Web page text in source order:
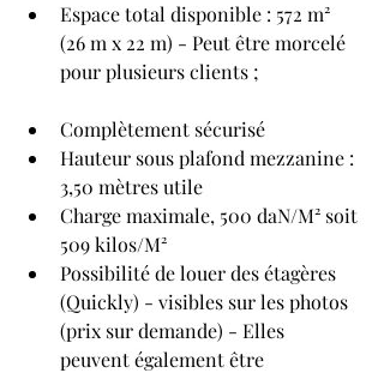
Espace total disponible : 572 m²
(26 m x 22 m) - Peut être morcelé
pour plusieurs clients ;
Complètement sécurisé
Hauteur sous plafond mezzanine :
3,50 mètres utile
Charge maximale, 500 daN/M² soit
509 kilos/M²
Possibilité de louer des étagères
(Quickly) - visibles sur les photos
(prix sur demande) - Elles
peuvent également être